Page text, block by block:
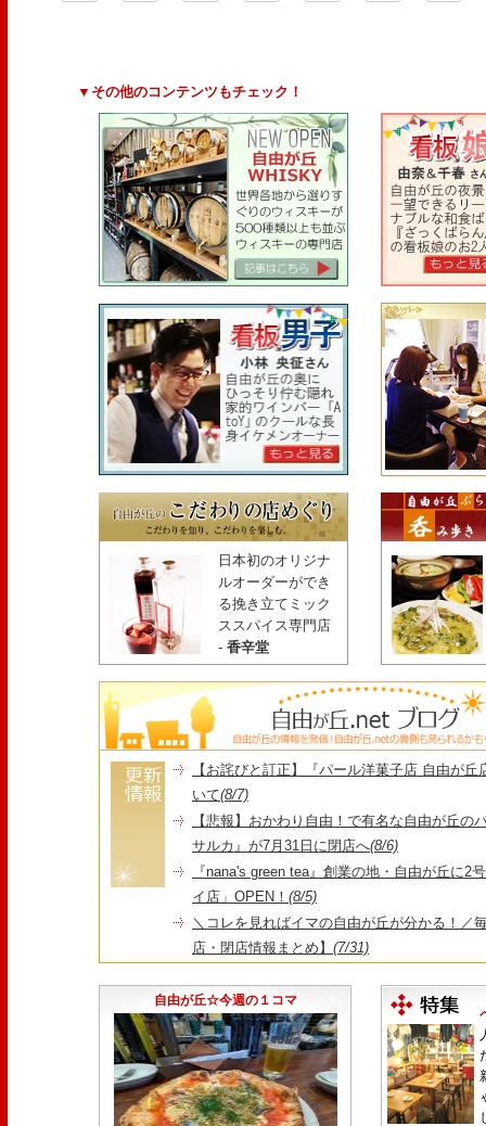
▼その他のコンテンツもチェック！
日本初のオリジナ
ルオーダーができ
る挽き立てミック
ススパイス専門店
- 香辛堂
【お詫びと訂正】『パール洋菓子店 自由が
いて(8/7)
【悲報】おかわり自由！で有名な自由が丘の
サルカ』が7月31日に閉店へ(8/6)
『nana's green tea』創業の地・自由が丘に2
イ店」OPEN！ (8/5)
＼コレを見ればイマの自由が丘が分かる！／
店・閉店情報まとめ】 (7/31)
永久パス配布も！
自由が丘☆今週の１コマ